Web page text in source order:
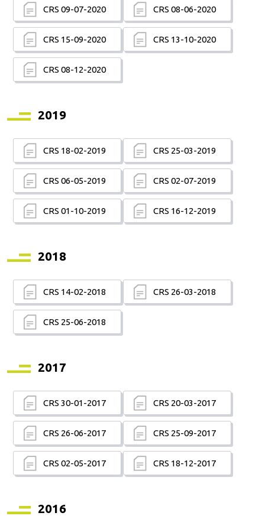
CRS 09-07-2020 CRS 08-06-2020
CRS 15-09-2020 CRS 13-10-2020
CRS 08-12-2020
2019
CRS 18-02-2019 CRS 25-03-2019
CRS 06-05-2019 CRS 02-07-2019
CRS 01-10-2019 CRS 16-12-2019
2018
CRS 14-02-2018 CRS 26-03-2018
CRS 25-06-2018
2017
CRS 30-01-2017 CRS 20-03-2017
CRS 26-06-2017 CRS 25-09-2017
CRS 02-05-2017 CRS 18-12-2017
2016